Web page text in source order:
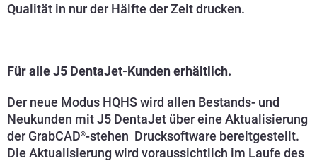
Qualität in nur der Hälfte der Zeit drucken.
Für alle J5 DentaJet-Kunden erhältlich.
Der neue Modus HQHS wird allen Bestands- und
Neukunden mit J5 DentaJet über eine Aktualisierung
der GrabCAD®-stehen Drucksoftware bereitgestellt.
Die Aktualisierung wird voraussichtlich im Laufe des